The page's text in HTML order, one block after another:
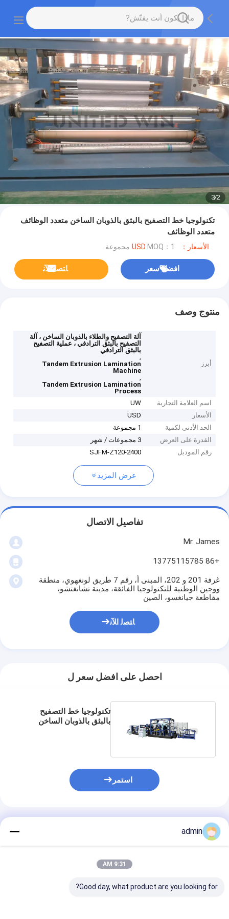
2
/
3
تكنولوجيا خط التصفيح بالبثق بالذوبان الساخن متعدد الوظائف
متعدد الوظائف
الأسعار：USD MOQ：1 مجموعة
افضل سعر ﺎﺘﺼﻟ ﺍﻶﻧ
منتوج وصف
أبرز
آلة التصفيح والطلاء بالذوبان الساخن ، آلة
التصفيح بالبثق الترادفي ، عملية التصفيح
بالبثق الترادفي
,
Tandem Extrusion Lamination
Machine
,
Tandem Extrusion Lamination
Process
اسم العلامة التجارية
UW
الأسعار
USD
الحد الأدنى لكمية
1 مجموعة
القدرة على العرض
3 مجموعات / شهر
رقم الموديل
SJFM-Z120-2400
عرض المزيد
تفاصيل الاتصال
Mr. James
+86 13775115785
غرفة 201 و 202، المبنى أ، رقم 7 طريق لونغهوي، منطقة
ووجين الوطنية للتكنولوجيا الفائقة، مدينة تشانغتشو،
مقاطعة جيانغسو، الصين
ﺎﺘﺼﻟ ﺍﻶﻧ
احصل على افضل سعر ل
تكنولوجيا خط التصفيح
بالبثق بالذوبان الساخن
استمر
المنتجات الموصى بها
admin
9:31 AM
Good day, what product are you looking for?